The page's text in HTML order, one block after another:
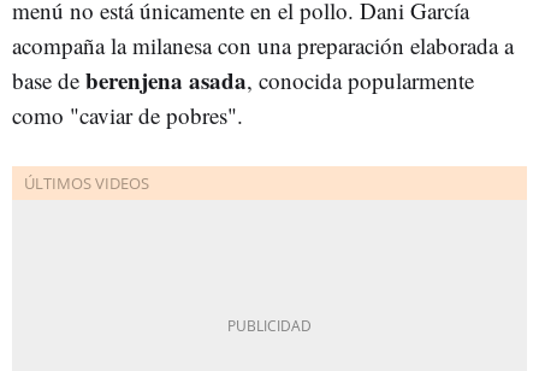
menú no está únicamente en el pollo. Dani García
acompaña la milanesa con una preparación elaborada a
base de berenjena asada, conocida popularmente
como "caviar de pobres".